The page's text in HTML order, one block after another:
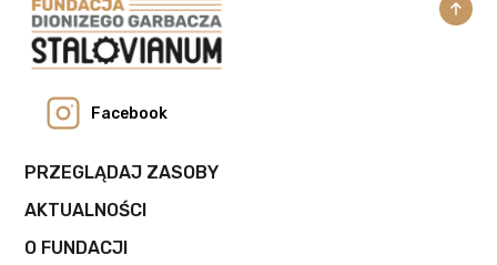
Facebook
PRZEGLĄDAJ ZASOBY
AKTUALNOŚCI
O FUNDACJI